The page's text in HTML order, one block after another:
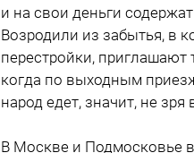
и на свои деньги
Возродили из забытья, в
перестройки,
когда по выходным
народ едет, значит, не
В Москве и Подмосковье